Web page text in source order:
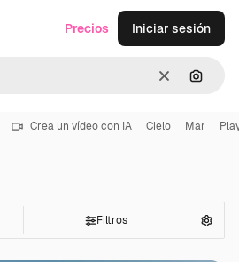
Borrar
Precios Iniciar sesión
Crea un vídeo con IA Cielo Mar
Filtros